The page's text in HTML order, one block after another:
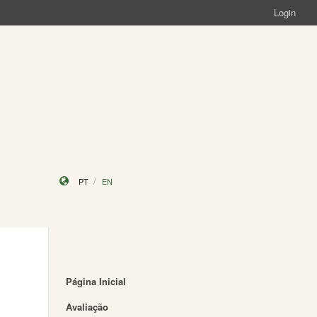
Login
PT EN
Página Inicial
Avaliação